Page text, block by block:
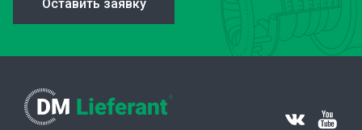
Оставить заявку